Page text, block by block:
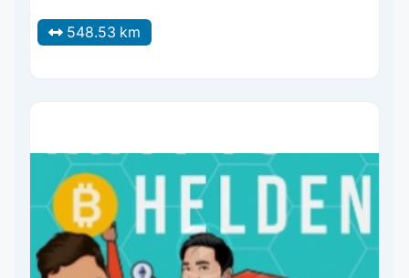
548.53 km